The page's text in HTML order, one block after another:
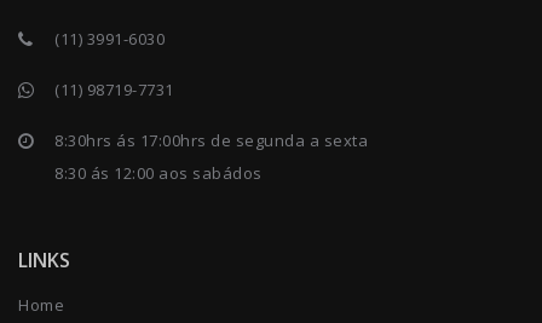
(11) 3991-6030
(11) 98719-7731
8:30hrs ás 17:00hrs de segunda a sexta
8:30 ás 12:00 aos sabádos
LINKS
Home